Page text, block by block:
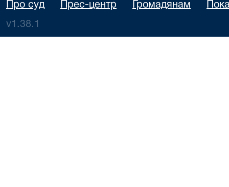
Про суд Прес-центр Громадянам
v1.38.1